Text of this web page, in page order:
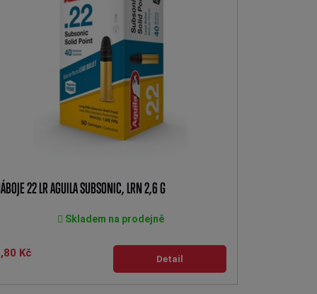
22 LR AGUILA SUBSONIC, LRN 2,6 G
Skladem na prodejně
Kč Detail